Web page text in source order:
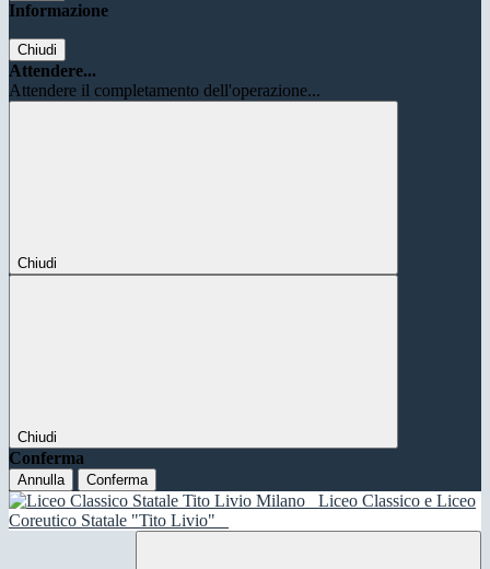
Informazione
Chiudi
Attendere...
Attendere il completamento dell'operazione...
Chiudi
Chiudi
Conferma
Annulla Conferma
Liceo Classico e Liceo
Coreutico Statale "Tito Livio"